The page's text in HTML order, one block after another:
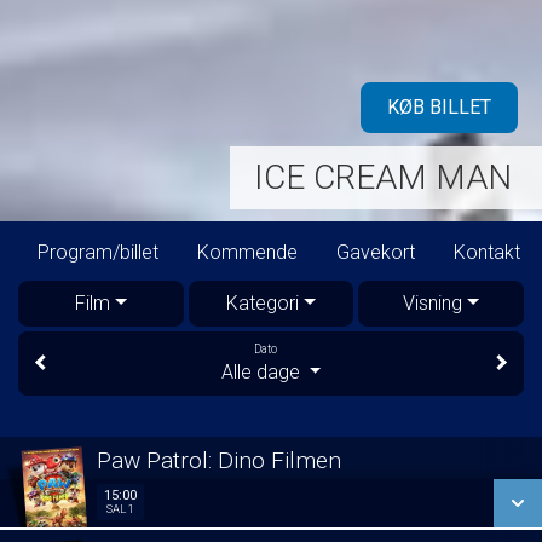
ICE CREAM MAN
KØB BILLET
Program/billet Kommende Gavekort Kontakt
Film Kategori Visning
Dato
Alle dage
Paw Patrol: Dino Filmen
15:00
SAL 1
Sal 1